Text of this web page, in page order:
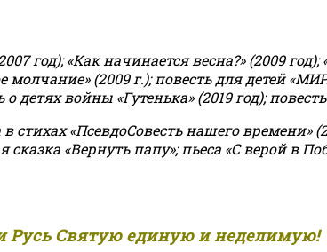
год); «Как начинается весна?» (2009 год);
молчание» (2009 г.); повесть для детей
детях войны «Гутенька» (2019 год);
«ПсевдоСовесть нашего времени»
«Вернуть папу»; пьеса «С верой в
Русь Святую единую и неделимую!